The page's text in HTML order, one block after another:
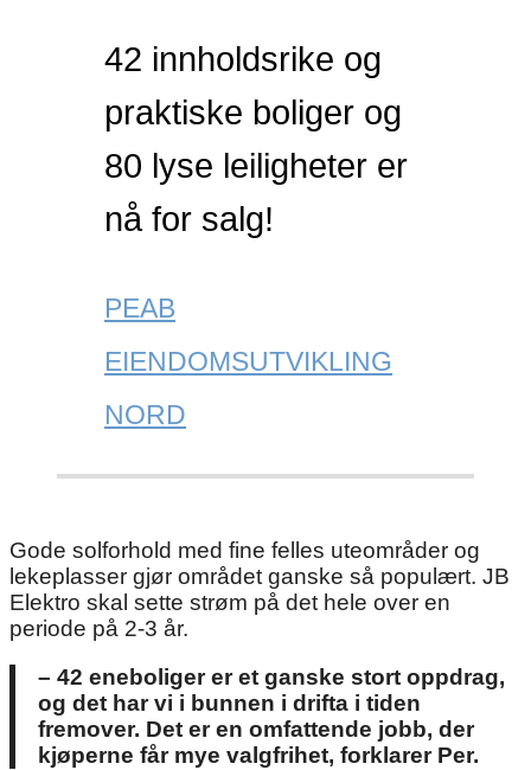
42 innholdsrike og
praktiske boliger og
80 lyse leiligheter er
nå for salg!
PEAB
EIENDOMSUTVIKLING
NORD
Gode solforhold med fine felles uteområder og
lekeplasser gjør området ganske så populært. JB
Elektro skal sette strøm på det hele over en
periode på 2-3 år.
– 42 eneboliger er et ganske stort oppdrag,
og det har vi i bunnen i drifta i tiden
fremover. Det er en omfattende jobb, der
kjøperne får mye valgfrihet, forklarer Per.